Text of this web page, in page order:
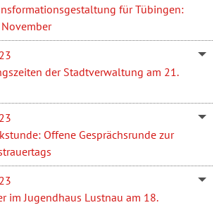
für Tübingen:
der Stadtverwaltung am 21.
Offene Gesprächsrunde zur
im Jugendhaus Lustnau am 18.